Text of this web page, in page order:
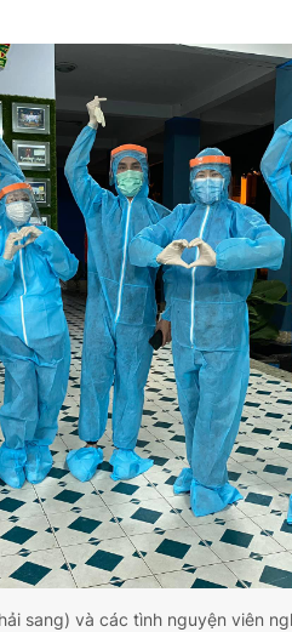
sang) và các tình nguyện viên